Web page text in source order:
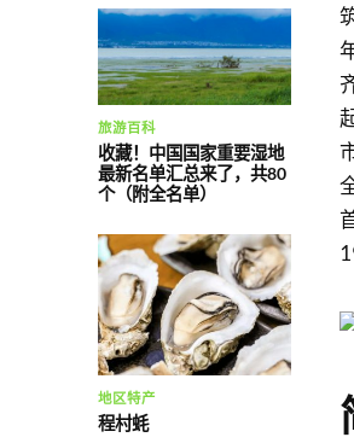
旅游百科
收藏！中国国家重要湿地
最新名单汇总来了，共80
个（附全名单）
地区特产
程村蚝